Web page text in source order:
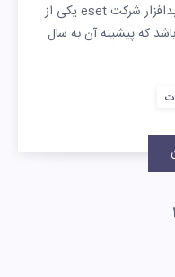
نود 32 نام آشنای(آنتی ویروس) ضد بدافزار شرکت eset یکی از
که پیشینه آن به سال